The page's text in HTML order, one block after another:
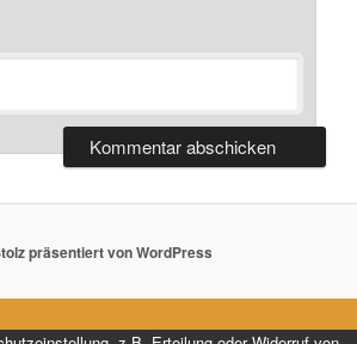
präsentiert von WordPress